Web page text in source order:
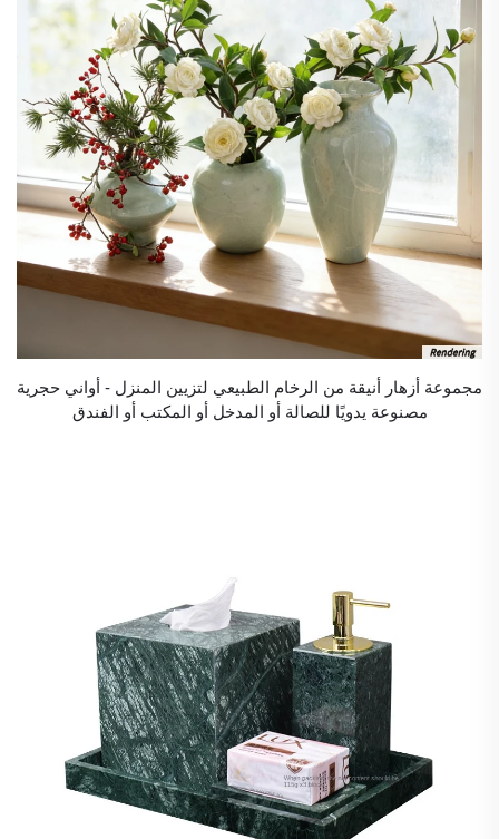
مجموعة أزهار أنيقة من الرخام الطبيعي لتزيين المنزل - أواني حجرية
مصنوعة يدويًا للصالة أو المدخل أو المكتب أو الفندق